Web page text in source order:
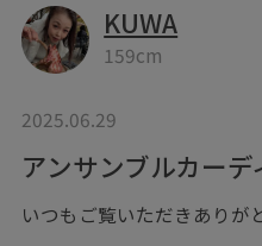
KUWA
159cm
2025.06.29
アンサンブルカー
いつもご覧いただきありが